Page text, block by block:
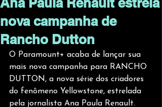
nova campanha de
Rancho Dutton
O Paramount+ acaba de lançar sua
mais nova campanha para RANCHO
DUTTON, a nova série dos criadores
do fenômeno Yellowstone, estrelada
pela jornalista Ana Paula Renault.